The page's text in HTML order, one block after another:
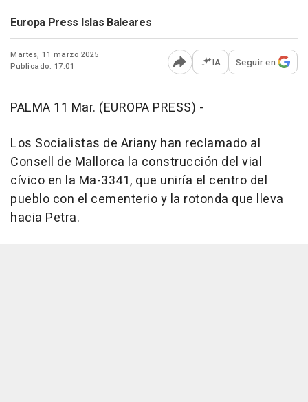
Europa Press Islas Baleares
Martes, 11 marzo 2025
Publicado: 17:01
Abrir opciones para
IA Seguir en
PALMA 11 Mar. (EUROPA PRESS) -
Los Socialistas de Ariany han reclamado al
Consell de Mallorca la construcción del vial
cívico en la Ma-3341, que uniría el centro del
pueblo con el cementerio y la rotonda que lleva
hacia Petra.